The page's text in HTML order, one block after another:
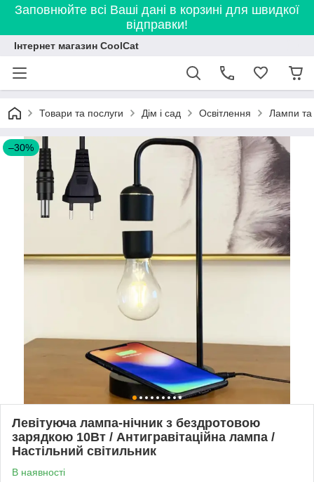
Заповнюйте всі Ваші дані в корзині для швидкої
відправки!
Інтернет магазин CoolCat
Товари та послуги Дім і сад Освітлення Лампи та
–30%
Левітуюча лампа-нічник з бездротовою
зарядкою 10Вт / Антигравітаційна лампа /
Настільний світильник
В наявності